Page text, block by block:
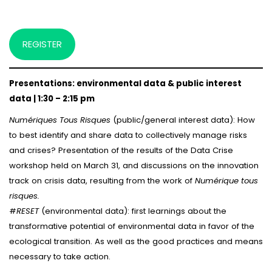
REGISTER
Presentations: environmental data & public interest
data | 1:30 – 2:15 pm
Numériques Tous Risques (public/general interest data): How
to best identify and share data to collectively manage risks
and crises? Presentation of the results of the Data Crise
workshop held on March 31, and discussions on the innovation
track on crisis data, resulting from the work of Numérique tous
risques.
#RESET(environmental data): first learnings about the
transformative potential of environmental data in favor of the
ecological transition. As well as the good practices and means
necessary to take action.